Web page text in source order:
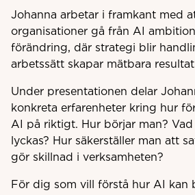
Johanna arbetar i framkant med
organisationer gå från AI
förändring, där strategi blir
arbetssätt skapar mätbara
Under presentationen delar
konkreta erfarenheter kring hur
AI på riktigt. Hur börjar man?
lyckas? Hur säkerställer man att
gör skillnad i verksamheten?
För dig som vill förstå hur AI kan